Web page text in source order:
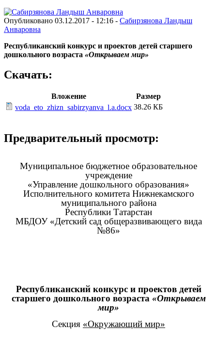
Опубликовано 03.12.2017 - 12:16 - Сабирзянова Ландыш
Анваровна
Республиканский конкурс и проектов детей старшего
дошкольного возраста «Открываем мир»
Скачать:
Вложение
Размер
voda_eto_zhizn_sabirzyanva_l.a.docx 38.26 КБ
Предварительный просмотр:
Муниципальное бюджетное образовательное
учреждение
«Управление дошкольного образования»
Исполнительного комитета Нижнекамского
муниципального района
Республики Татарстан
МБДОУ «Детский сад общеразвивающего вида
№86»
Республиканский конкурс и проектов детей
старшего дошкольного возраста «Открываем
мир»
Секция «Окружающий мир»